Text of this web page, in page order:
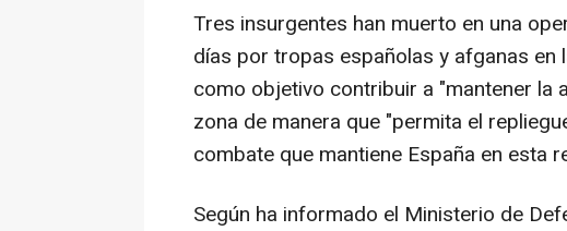
Tres insurgentes han muerto en una
días por tropas españolas y afganas en
como objetivo contribuir a "mantener la
zona de manera que "permita el
combate que mantiene España en esta
Según ha informado el Ministerio de